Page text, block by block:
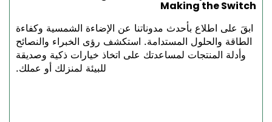
Making the Switch
ابقَ على اطلاع بأحدث مدوناتنا عن الإضاءة الشمسية وكفاءة
الطاقة والحلول المستدامة. استكشف رؤى الخبراء والنصائح
وأدلة المنتجات لمساعدتك على اتخاذ خيارات ذكية وصديقة
للبيئة لمنزلك أو عملك.